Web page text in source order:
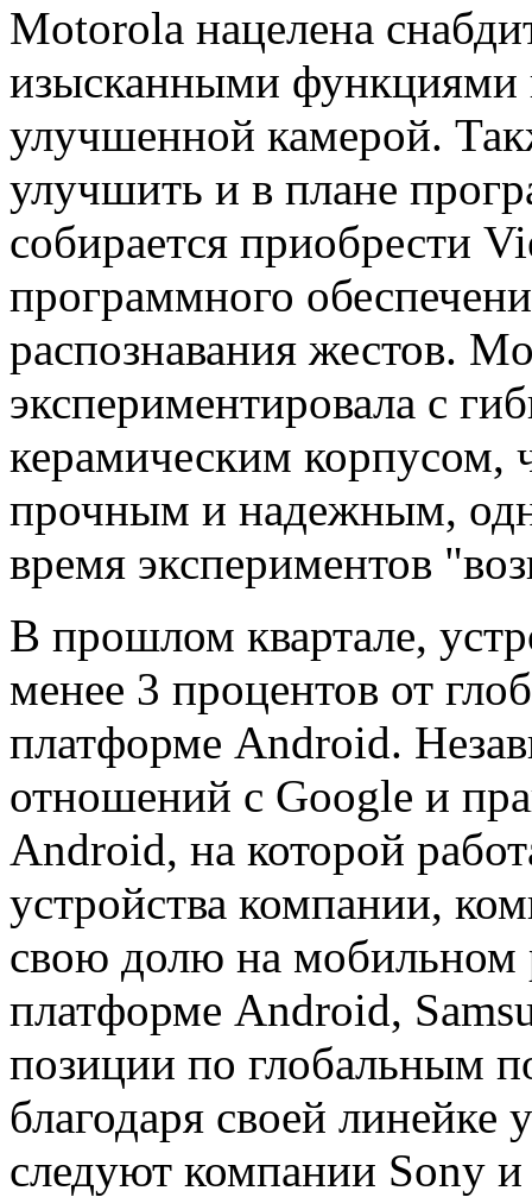
Motorola нацелена
изысканными функциями
улучшенной камерой.
улучшить и в плане
собирается приобрести
программного
распознавания жестов.
экспериментировала с
керамическим корпусом,
прочным и надежным,
время экспериментов
В прошлом квартале,
менее 3 процентов от
платформе Android.
отношений с Google и
Android, на которой
устройства компании,
свою долю на мобильном
платформе Android,
позиции по глобальным
благодаря своей линейке
следуют компании Sony